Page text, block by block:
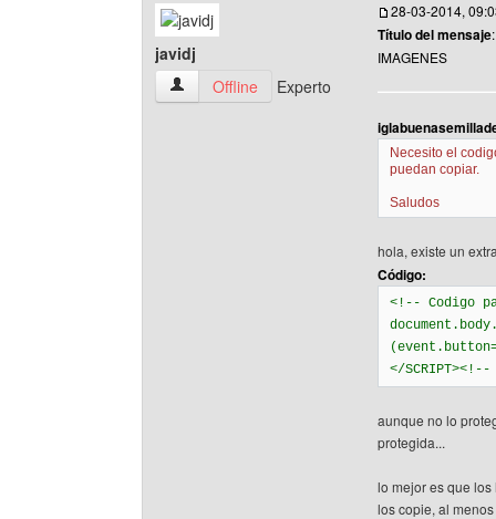
javidj
javidj Ver perfil del usuario
Offline Experto
28-03-2014,
Título del mensaje
IMAGENES
Necesito el
puedan copiar.
Saludos
hola, existe un
Código:
<!-- Codigo
</
aunque no lo
protegida...
lo mejor es que
los copie, al